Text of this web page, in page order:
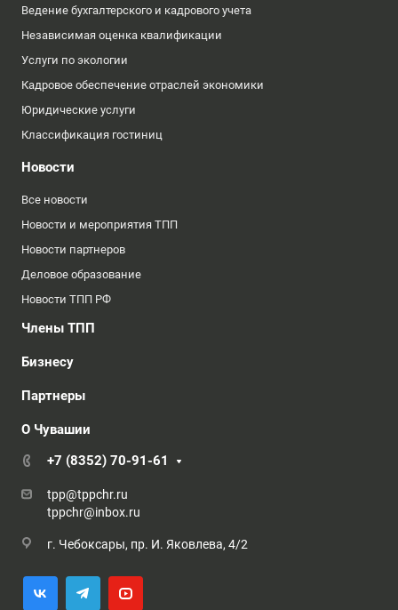
Ведение бухгалтерского и кадрового учета
Независимая оценка квалификации
Услуги по экологии
Кадровое обеспечение отраслей экономики
Юридические услуги
Классификация гостиниц
Новости
Все новости
Новости и мероприятия ТПП
Новости партнеров
Деловое образование
Новости ТПП РФ
Члены ТПП
Бизнесу
Партнеры
О Чувашии
+7 (8352) 70-91-61
tpp@tppchr.ru
tppchr@inbox.ru
г. Чебоксары, пр. И. Яковлева, 4/2